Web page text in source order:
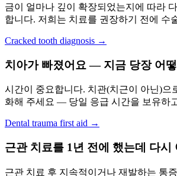
금이 얼마나 깊이 확장되었는지에 따라
합니다. 저희는 치료를 권장하기 전에 수
Cracked tooth diagnosis →
치아가 빠졌어요 — 지금 당장 어
시간이 중요합니다. 치관(치근이 아닌)으
화해 주세요 — 당일 응급 시간을 보유하
Dental trauma first aid →
근관 치료를 1년 전에 했는데 다시
근관 치료 후 지속적이거나 재발하는 통